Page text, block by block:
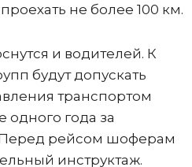
не более 100 км.
и водителей. К
будут допускать
транспортом
одного года за
Перед рейсом шоферам
инструктаж.